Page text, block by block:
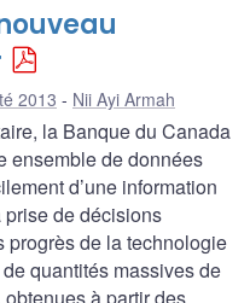
2013 Nii Ayi Armah
la Banque du Canada
ensemble de données
d’une information
de décisions
progrès de la technologie
quantités massives de
à partir des